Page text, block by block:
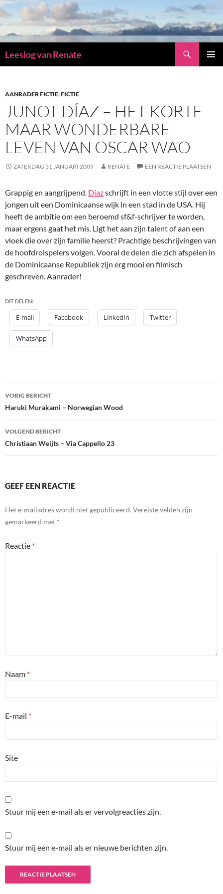
Leeslog van Renate
INHOUD
AANRADER FICTIE,FICTIE
JUNOT DÍAZ – HET KORTE
MAAR WONDERBARE
LEVEN VAN OSCAR WAO
ZATERDAG 31 JANUARI 2009 RENATE EEN REACTIE PLAATSEN
Grappig en aangrijpend. Díazschrijft in een vlotte stijl over een
jongen uit een Dominicaanse wijk in een stad in de USA. Hij
heeft de ambitie om een beroemd sf&f-schrijver te worden,
maar ergens gaat het mis. Ligt het aan zijn talent of aan een
vloek die over zijn familie heerst? Prachtige beschrijvingen van
de hoofdrolspelers volgen. Vooral de delen die zich afspelen in
de Dominicaanse Republiek zijn erg mooi en filmisch
geschreven. Aanrader!
DIT DELEN:
E-mail Facebook LinkedIn Twitter
WhatsApp
Bericht
navigatie
VORIG BERICHT
Haruki Murakami – Norwegian Wood
VOLGEND BERICHT
Christiaan Weijts – Via Cappello 23
GEEF EEN REACTIE
Het e-mailadres wordt niet gepubliceerd. Vereiste velden zijn
gemarkeerd met *
Reactie *
Naam *
E-mail *
Site
Stuur mij een e-mail als er vervolgreacties zijn.
Stuur mij een e-mail als er nieuwe berichten zijn.